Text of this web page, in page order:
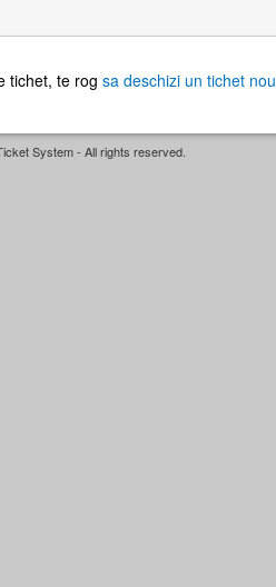
tichet, te rog sa deschizi un tichet nou
System - All rights reserved.